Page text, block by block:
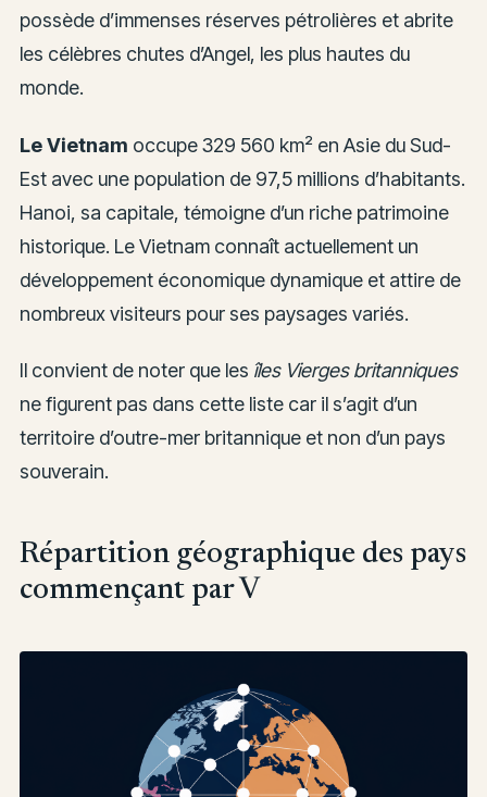
possède d’immenses réserves pétrolières et abrite
les célèbres chutes d’Angel, les plus hautes du
monde.
Le Vietnam occupe 329 560 km² en Asie du Sud-
Est avec une population de 97,5 millions d’habitants.
Hanoi, sa capitale, témoigne d’un riche patrimoine
historique. Le Vietnam connaît actuellement un
développement économique dynamique et attire de
nombreux visiteurs pour ses paysages variés.
Il convient de noter que les îles Vierges britanniques
ne figurent pas dans cette liste car il s’agit d’un
territoire d’outre-mer britannique et non d’un pays
souverain.
Répartition géographique des pays
commençant par V